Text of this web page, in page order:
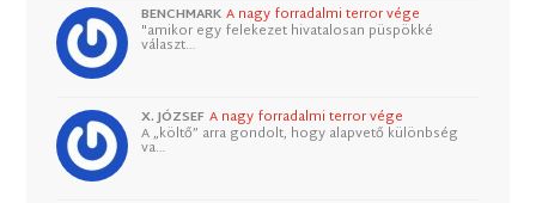
BENCHMARK A nagy forradalmi terror vége
"amikor egy felekezet hivatalosan püspökké
választ…
X. JÓZSEF A nagy forradalmi terror vége
A „költő” arra gondolt, hogy alapvető különbség
va…